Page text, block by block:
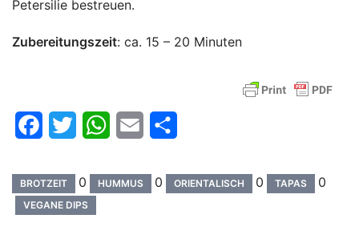
Petersilie bestreuen.
Zubereitungszeit: ca. 15 – 20 Minuten
Facebook
Twitter WhatsApp
Email
BROTZEIT 0 HUMMUS 0 ORIENTALISCH 0 TAPAS 0
VEGANE DIPS